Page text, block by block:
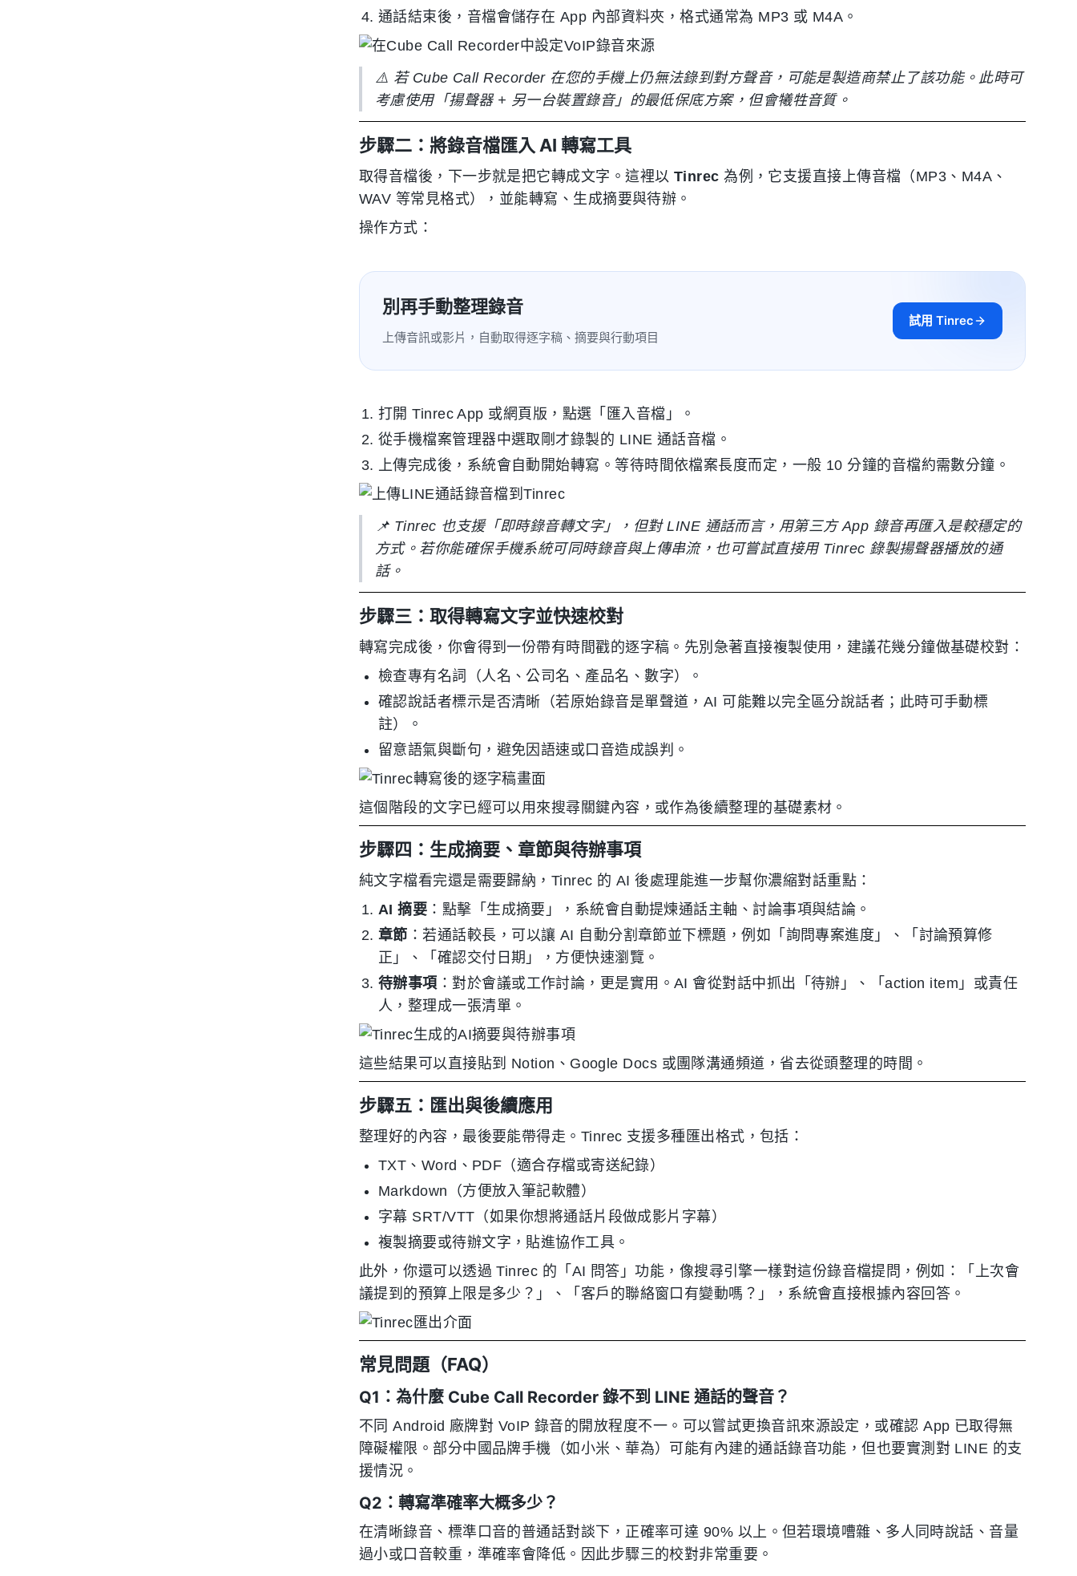
通話結束後，音檔會儲存在 App 內部資料夾，格式通常為 MP3 或 M4A。
⚠️ 若 Cube Call Recorder 在您的手機上仍無法錄到對方聲音，可能是製造商禁止了該功能。此時可
考慮使用「揚聲器 + 另一台裝置錄音」的最低保底方案，但會犧牲音質。
步驟二：將錄音檔匯入 AI 轉寫工具
取得音檔後，下一步就是把它轉成文字。這裡以 Tinrec 為例，它支援直接上傳音檔（MP3、M4A、
WAV 等常見格式），並能轉寫、生成摘要與待辦。
操作方式：
別再手動整理錄音
上傳音訊或影片，自動取得逐字稿、摘要與行動項目
試用 Tinrec
打開 Tinrec App 或網頁版，點選「匯入音檔」。
從手機檔案管理器中選取剛才錄製的 LINE 通話音檔。
上傳完成後，系統會自動開始轉寫。等待時間依檔案長度而定，一般 10 分鐘的音檔約需數分鐘。
📌 Tinrec 也支援「即時錄音轉文字」，但對 LINE 通話而言，用第三方 App 錄音再匯入是較穩定的
方式。若你能確保手機系統可同時錄音與上傳串流，也可嘗試直接用 Tinrec 錄製揚聲器播放的通
話。
步驟三：取得轉寫文字並快速校對
轉寫完成後，你會得到一份帶有時間戳的逐字稿。先別急著直接複製使用，建議花幾分鐘做基礎校對：
檢查專有名詞（人名、公司名、產品名、數字）。
確認說話者標示是否清晰（若原始錄音是單聲道，AI 可能難以完全區分說話者；此時可手動標
註）。
留意語氣與斷句，避免因語速或口音造成誤判。
這個階段的文字已經可以用來搜尋關鍵內容，或作為後續整理的基礎素材。
步驟四：生成摘要、章節與待辦事項
純文字檔看完還是需要歸納，Tinrec 的 AI 後處理能進一步幫你濃縮對話重點：
AI 摘要 ：點擊「生成摘要」，系統會自動提煉通話主軸、討論事項與結論。
章節 ：若通話較長，可以讓 AI 自動分割章節並下標題，例如「詢問專案進度」、「討論預算修
正」、「確認交付日期」，方便快速瀏覽。
待辦事項 ：對於會議或工作討論，更是實用。AI 會從對話中抓出「待辦」、「action item」或責任
人，整理成一張清單。
這些結果可以直接貼到 Notion、Google Docs 或團隊溝通頻道，省去從頭整理的時間。
步驟五：匯出與後續應用
整理好的內容，最後要能帶得走。Tinrec 支援多種匯出格式，包括：
TXT、Word、PDF（適合存檔或寄送紀錄）
Markdown（方便放入筆記軟體）
字幕 SRT/VTT（如果你想將通話片段做成影片字幕）
複製摘要或待辦文字，貼進協作工具。
此外，你還可以透過 Tinrec 的「AI 問答」功能，像搜尋引擎一樣對這份錄音檔提問，例如：「上次會
議提到的預算上限是多少？」、「客戶的聯絡窗口有變動嗎？」，系統會直接根據內容回答。
常見問題（FAQ）
Q1：為什麼 Cube Call Recorder 錄不到 LINE 通話的聲音？
不同 Android 廠牌對 VoIP 錄音的開放程度不一。可以嘗試更換音訊來源設定，或確認 App 已取得無
障礙權限。部分中國品牌手機（如小米、華為）可能有內建的通話錄音功能，但也要實測對 LINE 的支
援情況。
Q2：轉寫準確率大概多少？
在清晰錄音、標準口音的普通話對談下，正確率可達 90% 以上。但若環境嘈雜、多人同時說話、音量
過小或口音較重，準確率會降低。因此步驟三的校對非常重要。